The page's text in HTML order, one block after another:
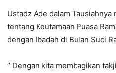
Ustadz Ade dalam Tausiahnya
tentang Keutamaan Puasa
dengan Ibadah di Bulan Suci
” Dengan kita membagikan